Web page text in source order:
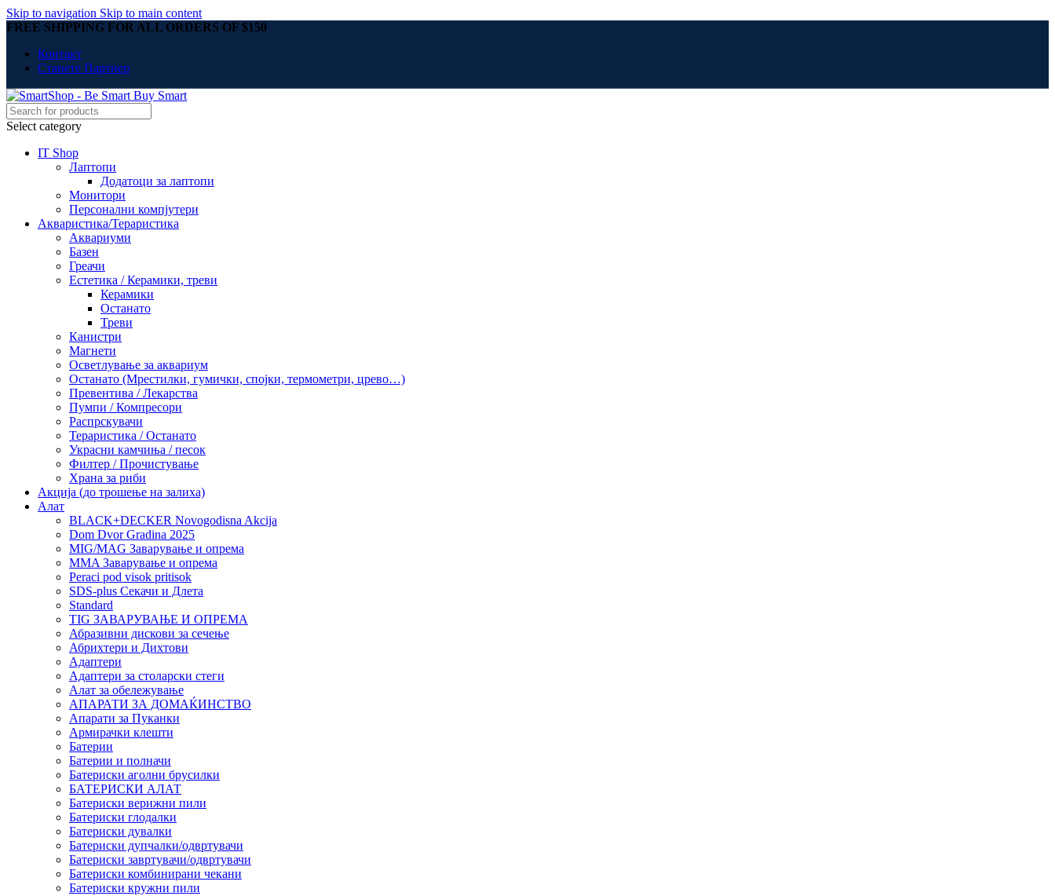
Skip to navigation Skip to main content
FREE SHIPPING FOR ALL ORDERS OF $150
Контакт
Станете Партнер
Select category
IT Shop
Лаптопи
Додатоци за лаптопи
Монитори
Персонални компјутери
Акваристика/Тераристика
Аквариуми
Базен
Греачи
Естетика / Керамики, треви
Керамики
Останато
Треви
Канистри
Магнети
Осветлување за аквариум
Останато (Мрестилки, гумички, спојки, термометри, црево…)
Превентива / Лекарства
Пумпи / Компресори
Распрскувачи
Тераристика / Останато
Украсни камчиња / песок
Филтер / Прочистување
Храна за риби
Акција (до трошење на залиха)
Алат
BLACK+DECKER Novogodisna Akcija
Dom Dvor Gradina 2025
MIG/MAG Заварување и опрема
MMA Заварување и опрема
Peraci pod visok pritisok
SDS-plus Секачи и Длета
Standard
TIG ЗАВАРУВАЊЕ И ОПРЕМА
Абразивни дискови за сечење
Абрихтери и Дихтови
Адаптери
Адаптери за столарски стеги
Алат за обележување
АПАРАТИ ЗА ДОМАЌИНСТВО
Апарати за Пуканки
Армирачки клешти
Батерии
Батерии и полначи
Батериски аголни брусилки
БАТЕРИСКИ АЛАТ
Батериски верижни пили
Батериски глодалки
Батериски дувалки
Батериски дупчалки/одвртувачи
Батериски завртувачи/одвртувачи
Батериски комбинирани чекани
Батериски кружни пили